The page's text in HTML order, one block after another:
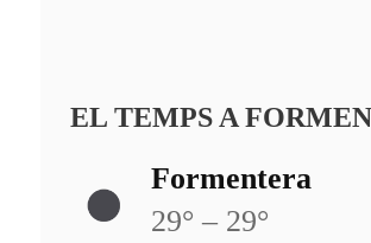
EL TEMPS A
Formentera
29° – 29°